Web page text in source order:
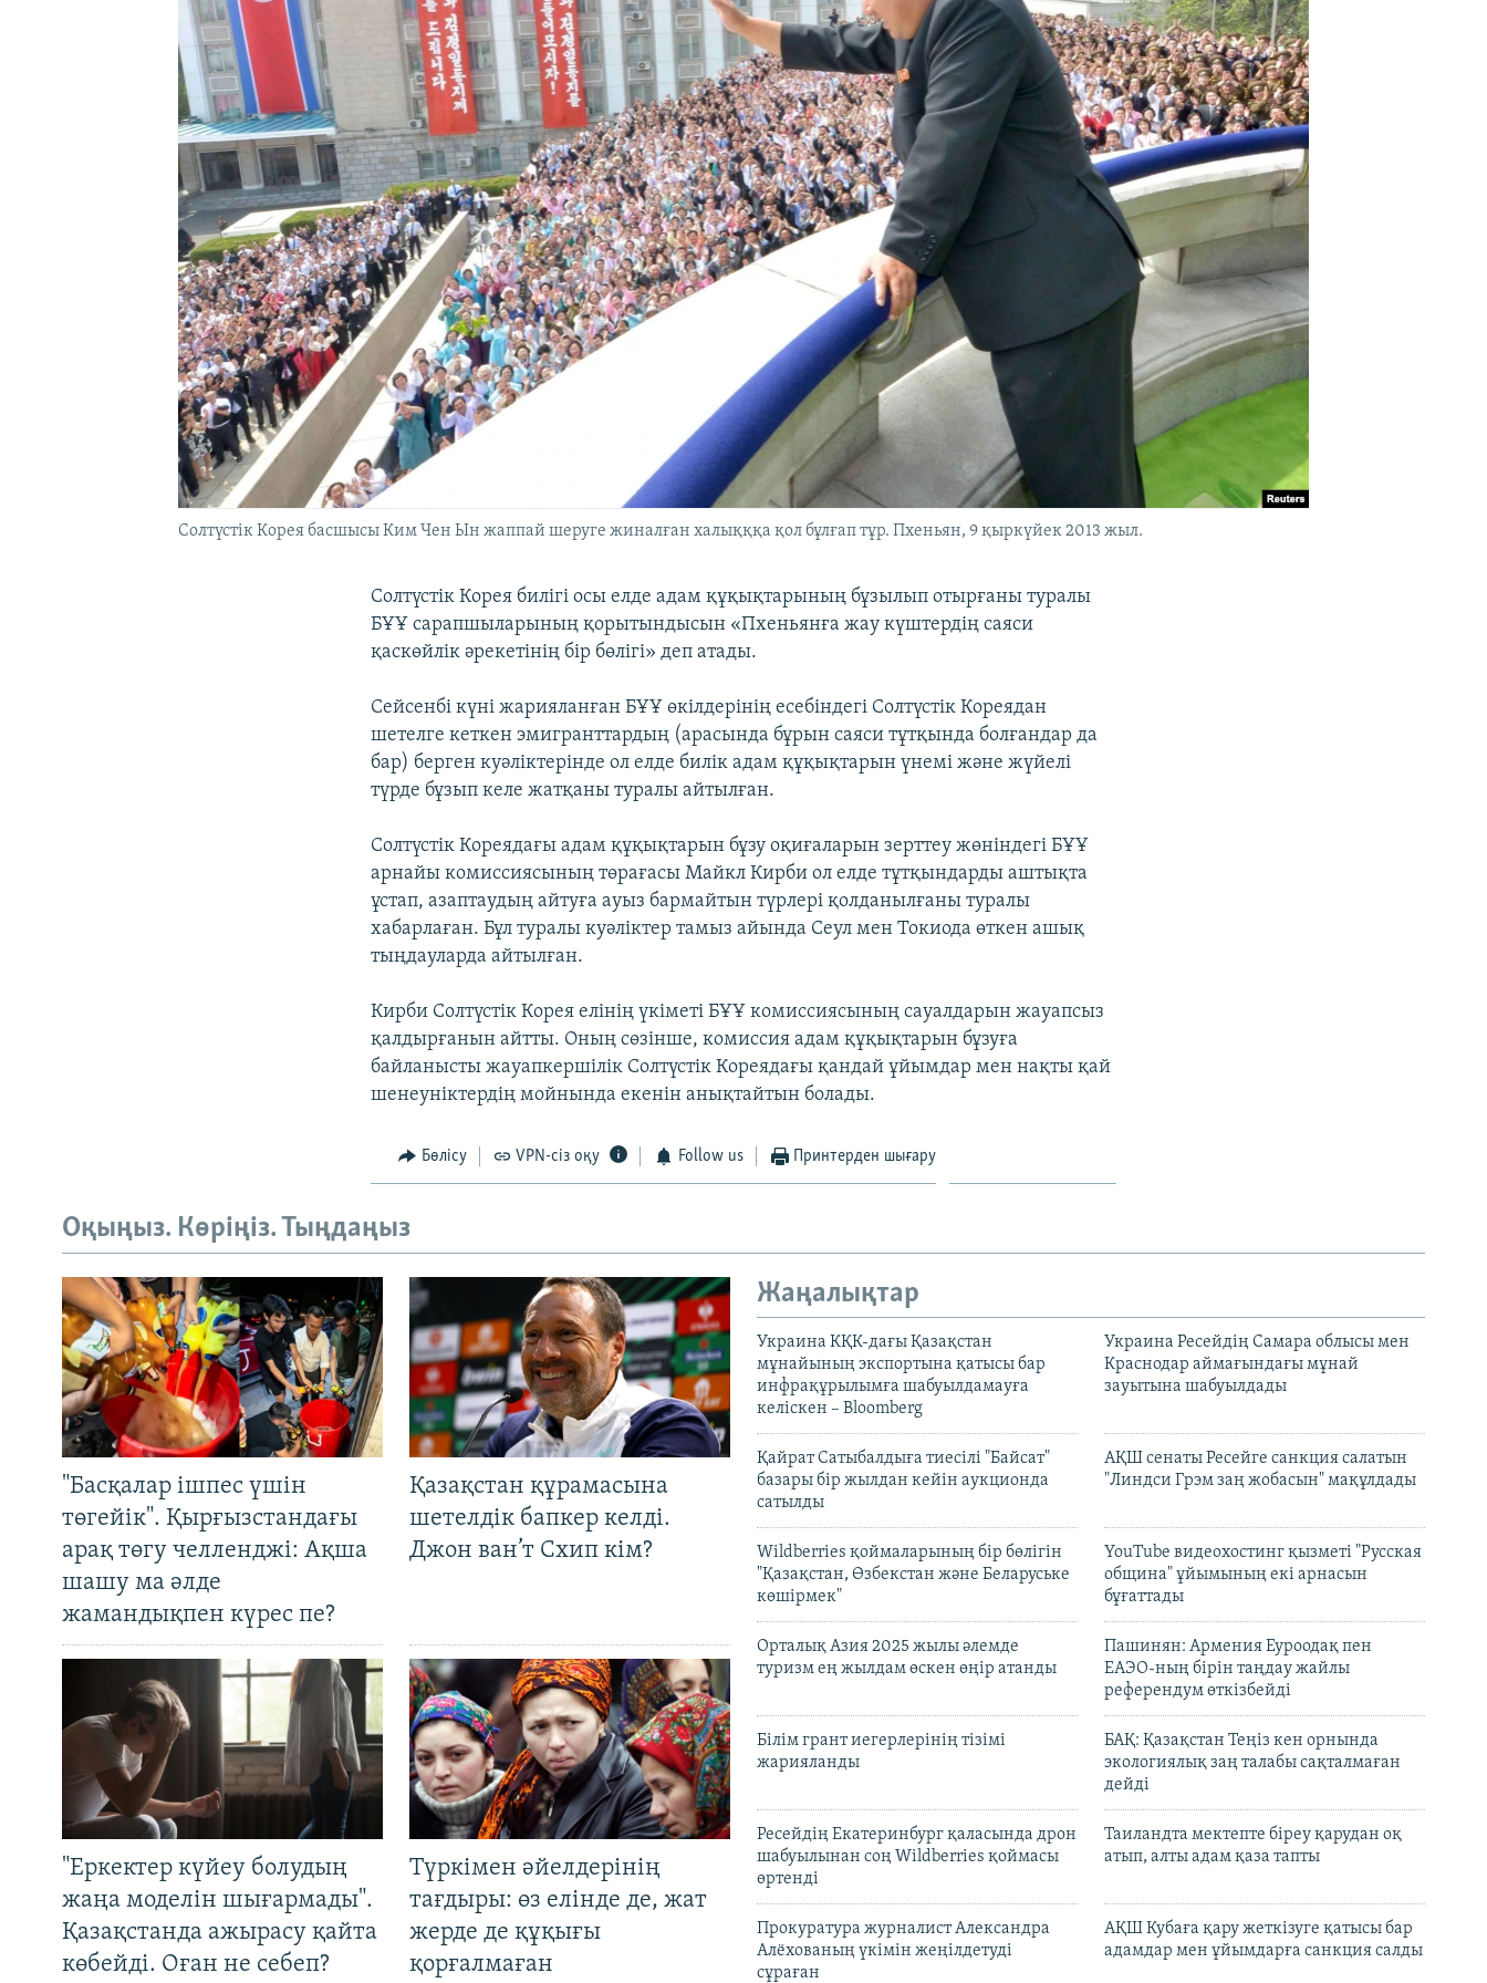
Солтүстік Корея басшысы Ким Чен Ын жаппай шеруге жиналған халықққа қол бұлғап тұр. Пхеньян, 9 қыркүйек 2013 жыл.
Солтүстік Корея билігі осы елде адам құқықтарының бұзылып отырғаны туралы
БҰҰ сарапшыларының қорытындысын «Пхеньянға жау күштердің саяси
қаскөйлік әрекетінің бір бөлігі» деп атады.
Сейсенбі күні жарияланған БҰҰ өкілдерінің есебіндегі Солтүстік Кореядан
шетелге кеткен эмигранттардың (арасында бұрын саяси тұтқында болғандар да
бар) берген куәліктерінде ол елде билік адам құқықтарын үнемі және жүйелі
түрде бұзып келе жатқаны туралы айтылған.
Солтүстік Кореядағы адам құқықтарын бұзу оқиғаларын зерттеу жөніндегі БҰҰ
арнайы комиссиясының төрағасы Майкл Кирби ол елде тұтқындарды аштықта
ұстап, азаптаудың айтуға ауыз бармайтын түрлері қолданылғаны туралы
хабарлаған. Бұл туралы куәліктер тамыз айында Сеул мен Токиода өткен ашық
тыңдауларда айтылған.
Кирби Солтүстік Корея елінің үкіметі БҰҰ комиссиясының сауалдарын жауапсыз
қалдырғанын айтты. Оның сөзінше, комиссия адам құқықтарын бұзуға
байланысты жауапкершілік Солтүстік Кореядағы қандай ұйымдар мен нақты қай
шенеуніктердің мойнында екенін анықтайтын болады.
Бөлісу VPN-сіз оқу Follow us Принтерден шығару
Оқыңыз. Көріңіз. Тыңдаңыз
"Басқалар ішпес үшін
төгейік". Қырғызстандағы
арақ төгу челленджі: Ақша
шашу ма әлде
жамандықпен күрес пе?
Қазақстан құрамасына
шетелдік бапкер келді.
Джон ван’т Схип кім?
"Еркектер күйеу болудың
жаңа моделін шығармады".
Қазақстанда ажырасу қайта
көбейді. Оған не себеп?
Түркімен әйелдерінің
тағдыры: өз елінде де, жат
жерде де құқығы
қорғалмаған
Жаңалықтар
Украина КҚК-дағы Қазақстан
мұнайының экспортына қатысы бар
инфрақұрылымға шабуылдамауға
келіскен – Bloomberg
Украина Ресейдің Самара облысы мен
Краснодар аймағындағы мұнай
зауытына шабуылдады
Қайрат Сатыбалдыға тиесілі "Байсат"
базары бір жылдан кейін аукционда
сатылды
АҚШ сенаты Ресейге санкция салатын
"Линдси Грэм заң жобасын" мақұлдады
Wildberries қоймаларының бір бөлігін
"Қазақстан, Өзбекстан және Беларуське
көшірмек"
YouTube видеохостинг қызметі "Русская
община" ұйымының екі арнасын
бұғаттады
Орталық Азия 2025 жылы әлемде
туризм ең жылдам өскен өңір атанды
Пашинян: Армения Еуроодақ пен
ЕАЭО-ның бірін таңдау жайлы
референдум өткізбейді
Білім грант иегерлерінің тізімі
жарияланды
БАҚ: Қазақстан Теңіз кен орнында
экологиялық заң талабы сақталмаған
дейді
Ресейдің Екатеринбург қаласында дрон
шабуылынан соң Wildberries қоймасы
өртенді
Таиландта мектепте біреу қарудан оқ
атып, алты адам қаза тапты
Прокуратура журналист Александра
Алёхованың үкімін жеңілдетуді
сұраған
АҚШ Кубаға қару жеткізуге қатысы бар
адамдар мен ұйымдарға санкция салды